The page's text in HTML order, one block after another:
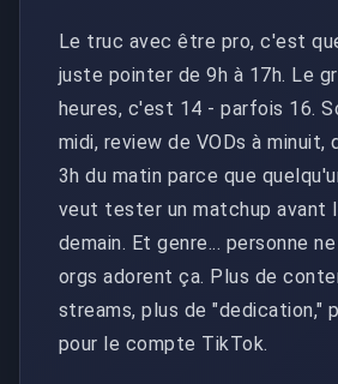
Le truc avec être pro, c'est
juste pointer de 9h à 17h. Le
heures, c'est 14 - parfois 16.
midi, review de VODs à minuit,
3h du matin parce que
veut tester un matchup avant
demain. Et genre... personne
orgs adorent ça. Plus de
streams, plus de "dedication,"
pour le compte TikTok.